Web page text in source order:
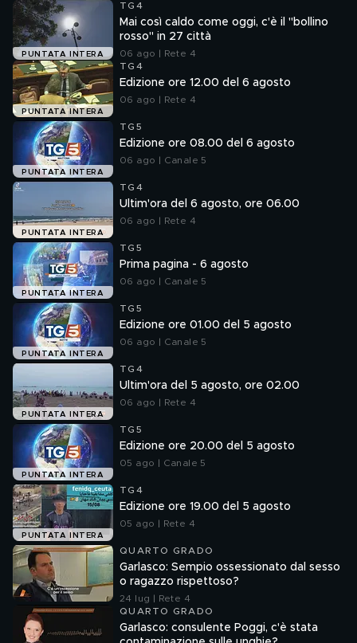
PUNTATA INTERA
TG4
Mai così caldo come oggi, c'è il "bollino
rosso" in 27 città
06 ago | Rete 4
PUNTATA INTERA
TG4
Edizione ore 12.00 del 6 agosto
06 ago | Rete 4
PUNTATA INTERA
TG5
Edizione ore 08.00 del 6 agosto
06 ago | Canale 5
PUNTATA INTERA
TG4
Ultim'ora del 6 agosto, ore 06.00
06 ago | Rete 4
PUNTATA INTERA
TG5
Prima pagina - 6 agosto
06 ago | Canale 5
PUNTATA INTERA
TG5
Edizione ore 01.00 del 5 agosto
06 ago | Canale 5
PUNTATA INTERA
TG4
Ultim'ora del 5 agosto, ore 02.00
06 ago | Rete 4
PUNTATA INTERA
TG5
Edizione ore 20.00 del 5 agosto
05 ago | Canale 5
PUNTATA INTERA
TG4
Edizione ore 19.00 del 5 agosto
05 ago | Rete 4
QUARTO GRADO
Garlasco: Sempio ossessionato dal sesso
o ragazzo rispettoso?
24 lug | Rete 4
QUARTO GRADO
Garlasco: consulente Poggi, c'è stata